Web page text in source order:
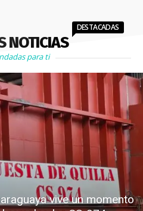
NOTICIAS
DESTACADAS
para ti
vive un momento